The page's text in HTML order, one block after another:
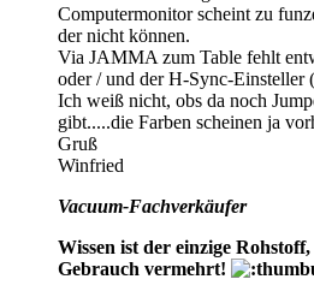
Computermonitor scheint zu
der nicht können.
Via JAMMA zum Table fehlt
oder / und der H-Sync-Einsteller
Ich weiß nicht, obs da noch
gibt.....die Farben scheinen ja
Gruß
Winfried
Vacuum-Fachverkäufer
Wissen ist der einzige
Gebrauch vermehrt!